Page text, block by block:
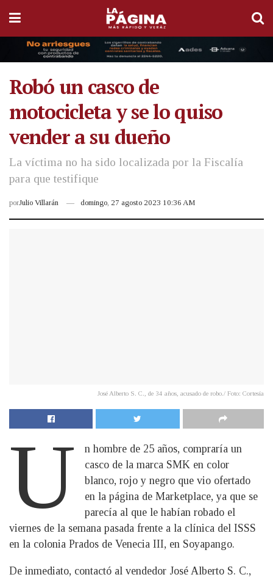
Robó un casco de
motocicleta y se lo quiso
vender a su dueño
La víctima no ha sido localizada por la Fiscalía
para que testifique
porJulio Villarán domingo, 27 agosto 2023 10:36 AM
José Alberto S. C., de 34 años, acusado de robo./ Foto: Cortesía
U
n hombre de 25 años, compraría un
casco de la marca SMK en color
blanco, rojo y negro que vio ofertado
en la página de Marketplace, ya que se
parecía al que le habían robado el
viernes de la semana pasada frente a la clínica del ISSS
en la colonia Prados de Venecia III, en Soyapango.
De inmediato, contactó al vendedor José Alberto S. C.,